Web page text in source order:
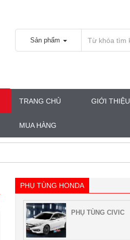
Sản phẩm
TRANG CHỦ GIỚI THIỆU
MUA HÀNG
PHỤ TÙNG HONDA
PHỤ TÙNG CIVIC